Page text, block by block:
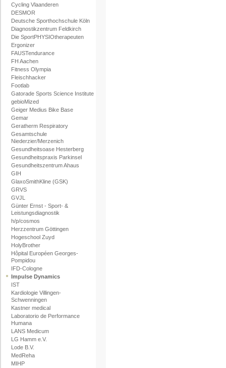
Cycling Vlaanderen
DESMOR
Deutsche Sporthochschule Köln
Diagnostikzentrum Feldkirch
Die SportPHYSIOtherapeuten
Ergonizer
FAUSTendurance
FH Aachen
Fitness Olympia
Fleischhacker
Footlab
Gatorade Sports Science Institute
gebioMized
Geiger Medius Bike Base
Gemar
Geratherm Respiratory
Gesamtschule
Niederzier/Merzenich
Gesundheitsoase Hesterberg
Gesundheitspraxis Parkinsel
Gesundheitszentrum Ahaus
GIH
GlaxoSmithKline (GSK)
GRVS
GVJL
Günter Ernst - Sport- &
Leistungsdiagnostik
h/p/cosmos
Herzzentrum Göttingen
Hogeschool Zuyd
HolyBrother
Hôpital Européen Georges-
Pompidou
IFD-Cologne
Impulse Dynamics
IST
Kardiologie Villingen-
Schwenningen
Kastner medical
Laboratorio de Performance
Humana
LANS Medicum
LG Hamm e.V.
Lode B.V.
MedReha
MIHP